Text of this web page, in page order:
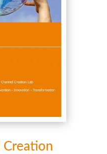
Creation